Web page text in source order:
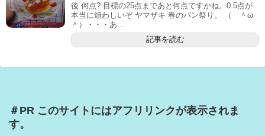
後 何点? 目標の25点まであと何点ですかね。0.5点が
本当に煩わしいぞ ヤマザキ 春のパン祭り。 （ ＾ω
＾）・・・あ...
記事を読む
＃PR このサイトにはアフリリンクが表示されま
す。